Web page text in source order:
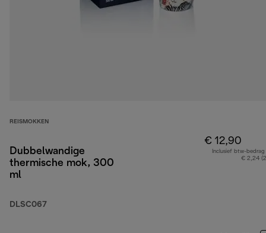
REISMOKKEN
Dubbelwandige
thermische mok, 300
ml
DLSC067
€ 12,90
Inclusief btw-bedrag
€ 2,24